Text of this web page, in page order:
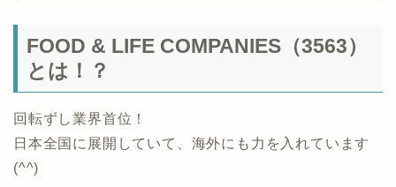
FOOD & LIFE COMPANIES（3563）
とは！？
回転ずし業界首位！
日本全国に展開していて、海外にも力を入れています
(^^)